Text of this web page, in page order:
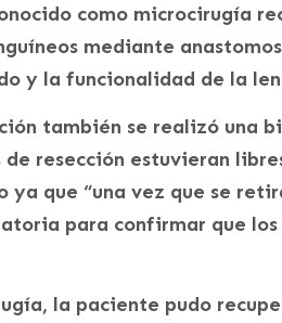
como microcirugía
mediante
y la funcionalidad de la
también se realizó una
de resección estuvieran
ya que “una vez que se
para confirmar que
la paciente pudo